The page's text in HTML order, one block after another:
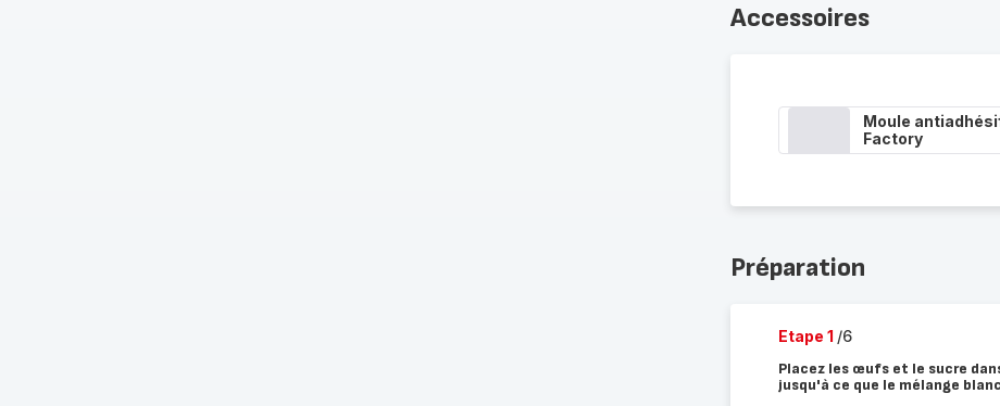
Accessoires
Moule
Factory
Préparation
Etape 1 /6
Placez les œufs et le sucre
jusqu'à ce que le mélange